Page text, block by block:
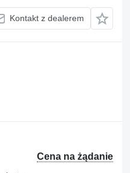
Kontakt z dealerem
Cena na żądanie